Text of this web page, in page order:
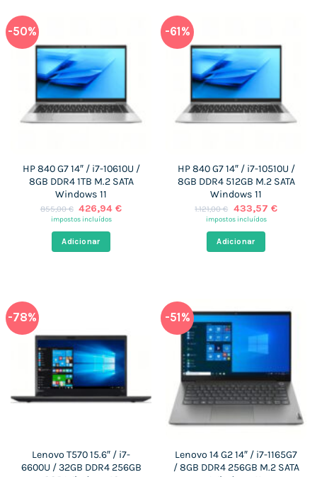
-50%
HP 840 G7 14″ / i7-10610U /
8GB DDR4 1TB M.2 SATA
Windows 11
855,00€ O
preço
era:
855,00 €.
426,94€O
impostos incluídos
Adicionar
-61%
HP 840 G7 14″ / i7-10510U /
8GB DDR4 512GB M.2 SATA
Windows 11
1.121,00€ O
preço
era:
1.121,00 €.
433,57 €O
impostos incluídos
Adicionar
-78%
Lenovo T570 15.6″ / i7-
6600U / 32GB DDR4 256GB
-51%
Lenovo 14 G2 14″ / i7-1165G7
/ 8GB DDR4 256GB M.2 SATA